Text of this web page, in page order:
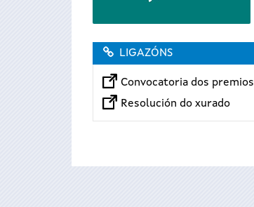
LIGAZÓNS
Convocatoria dos premios
Resolución do xurado